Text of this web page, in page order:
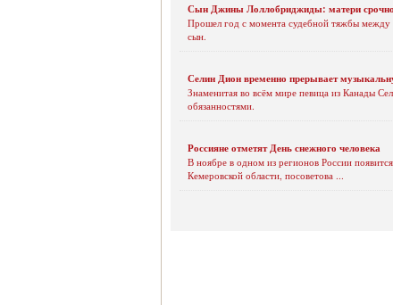
Сын Джины Лоллобриджиды: матери
Прошел год с момента судебной тяжбы между
сын.
Селин Дион временно прерывает
Знаменитая во всём мире певица из Канады
обязанностями.
Россияне отметят День снежного человека
В ноябре в одном из регионов России
Кемеровской области, посоветова ...